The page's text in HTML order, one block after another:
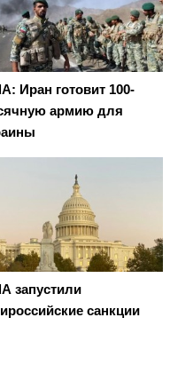
Иран готовит 100-
армию для
запустили
санкции